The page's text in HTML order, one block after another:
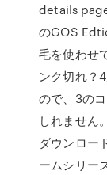
details
のGOS
毛を使わせ
ンク切れ？
ので、3の
しれません
ダウンロー
ームシリー